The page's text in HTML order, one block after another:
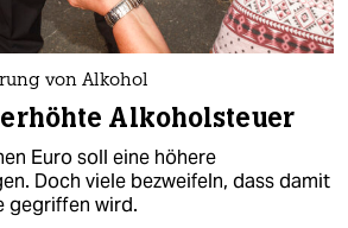
von Alkohol
Alkoholsteuer
Euro soll eine höhere
Doch viele bezweifeln, dass damit
gegriffen wird.